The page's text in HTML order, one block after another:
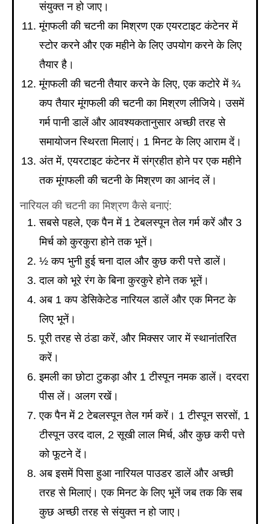
संयुक्त न हो जाए।
मूंगफली की चटनी का मिश्रण एक एयरटाइट कंटेनर में
स्टोर करने और एक महीने के लिए उपयोग करने के लिए
तैयार है।
मूंगफली की चटनी तैयार करने के लिए, एक कटोरे में ¾
कप तैयार मूंगफली की चटनी का मिश्रण लीजिये। उसमें
गर्म पानी डालें और आवश्यकतानुसार अच्छी तरह से
समायोजन स्थिरता मिलाएं। 1 मिनट के लिए आराम दें।
अंत में, एयरटाइट कंटेनर में संग्रहीत होने पर एक महीने
तक मूंगफली की चटनी के मिश्रण का आनंद लें।
नारियल की चटनी का मिश्रण कैसे बनाएं:
सबसे पहले, एक पैन में 1 टेबलस्पून तेल गर्म करें और 3
मिर्च को कुरकुरा होने तक भूनें।
½ कप भुनी हुई चना दाल और कुछ करी पत्ते डालें।
दाल को भूरे रंग के बिना कुरकुरे होने तक भूनें।
अब 1 कप डेसिकेटेड नारियल डालें और एक मिनट के
लिए भूनें।
पूरी तरह से ठंडा करें, और मिक्सर जार में स्थानांतरित
करें।
इमली का छोटा टुकड़ा और 1 टीस्पून नमक डालें। दरदरा
पीस लें। अलग रखें।
एक पैन में 2 टेबलस्पून तेल गर्म करें। 1 टीस्पून सरसों, 1
टीस्पून उरद दाल, 2 सूखी लाल मिर्च, और कुछ करी पत्ते
को फूटने दें।
अब इसमें पिसा हुआ नारियल पाउडर डालें और अच्छी
तरह से मिलाएं। एक मिनट के लिए भूनें जब तक कि सब
कुछ अच्छी तरह से संयुक्त न हो जाए।